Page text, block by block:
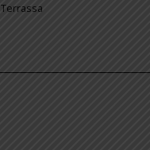
Terrassa